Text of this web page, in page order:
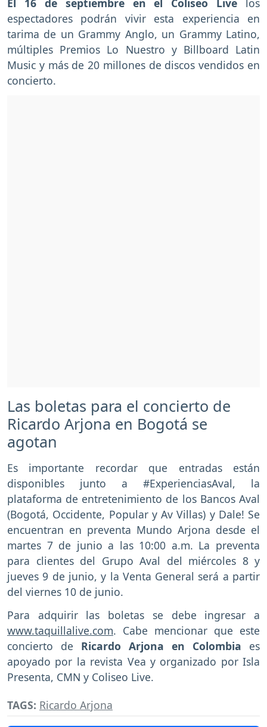
espectadores podrán vivir esta experiencia en
tarima de un Grammy Anglo, un Grammy Latino,
múltiples Premios Lo Nuestro y Billboard Latin
Music y más de 20 millones de discos vendidos en
concierto.
Las boletas para el concierto de
Ricardo Arjona en Bogotá se
agotan
Es importante recordar que entradas están
disponibles junto a #ExperienciasAval, la
plataforma de entretenimiento de los Bancos Aval
(Bogotá, Occidente, Popular y Av Villas) y Dale! Se
encuentran en preventa Mundo Arjona desde el
martes 7 de junio a las 10:00 a.m. La preventa
para clientes del Grupo Aval del miércoles 8 y
jueves 9 de junio, y la Venta General será a partir
del viernes 10 de junio.
Para adquirir las boletas se debe ingresar a
www.taquillalive.com. Cabe mencionar que este
concierto de Ricardo Arjona en Colombia es
apoyado por la revista Vea y organizado por Isla
Presenta, CMN y Coliseo Live.
TAGS: Ricardo Arjona